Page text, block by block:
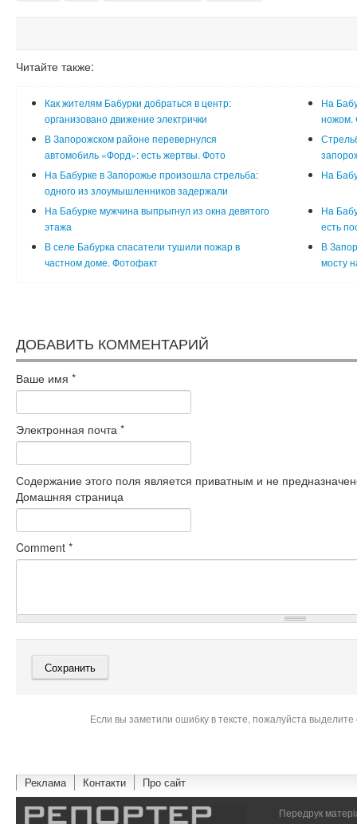
Читайте также:
Как жителям Бабурки добраться в центр:
организовано движение электрички
На
ножом.
В Запорожском районе перевернулся
автомобиль «Форд»: есть жертвы. Фото
На Бабурке в Запорожье произошла стрельба:
одного из злоумышленников задержали
На
На Бабурке мужчина выпрыгнул из окна девятого
этажа
На
есть
В селе Бабурка спасатели тушили пожар в
частном доме. Фотофакт
В
мосту
ДОБАВИТЬ КОММЕНТАРИЙ
Ваше имя *
Электронная почта *
Содержание этого поля является приватным и не
Домашняя страница
Comment *
Если вы заметили ошибку в тексте, пожалуйста
Реклама Контакти Про сайт
Передрук